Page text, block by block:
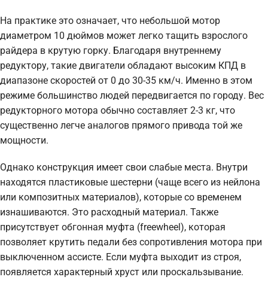
На практике это означает, что небольшой мотор
диаметром 10 дюймов может легко тащить взрослого
райдера в крутую горку. Благодаря внутреннему
редуктору, такие двигатели обладают высоким КПД в
диапазоне скоростей от 0 до 30-35 км/ч. Именно в этом
режиме большинство людей передвигается по городу. Вес
редукторного мотора обычно составляет 2-3 кг, что
существенно легче аналогов прямого привода той же
мощности.
Однако конструкция имеет свои слабые места. Внутри
находятся пластиковые шестерни (чаще всего из нейлона
или композитных материалов), которые со временем
изнашиваются. Это расходный материал. Также
присутствует обгонная муфта (freewheel), которая
позволяет крутить педали без сопротивления мотора при
выключенном ассисте. Если муфта выходит из строя,
появляется характерный хруст или проскальзывание.